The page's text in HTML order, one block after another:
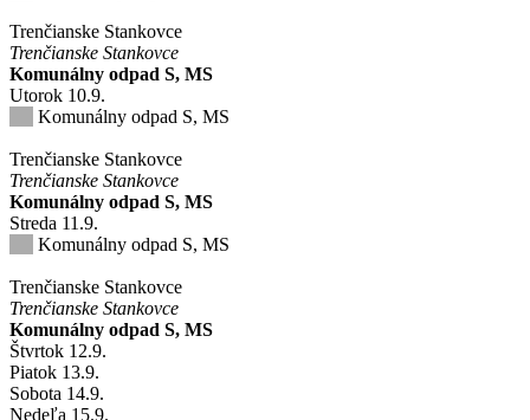
Trenčianske Stankovce
Trenčianske Stankovce
Komunálny odpad S, MS
Utorok 10.9.
Komunálny odpad S, MS
Trenčianske Stankovce
Trenčianske Stankovce
Komunálny odpad S, MS
Streda 11 .9.
Komunálny odpad S, MS
Trenčianske Stankovce
Trenčianske Stankovce
Komunálny odpad S, MS
Štvrtok 12.9.
Piatok 13.9.
Sobota 14.9.
Nedeľa 15.9.